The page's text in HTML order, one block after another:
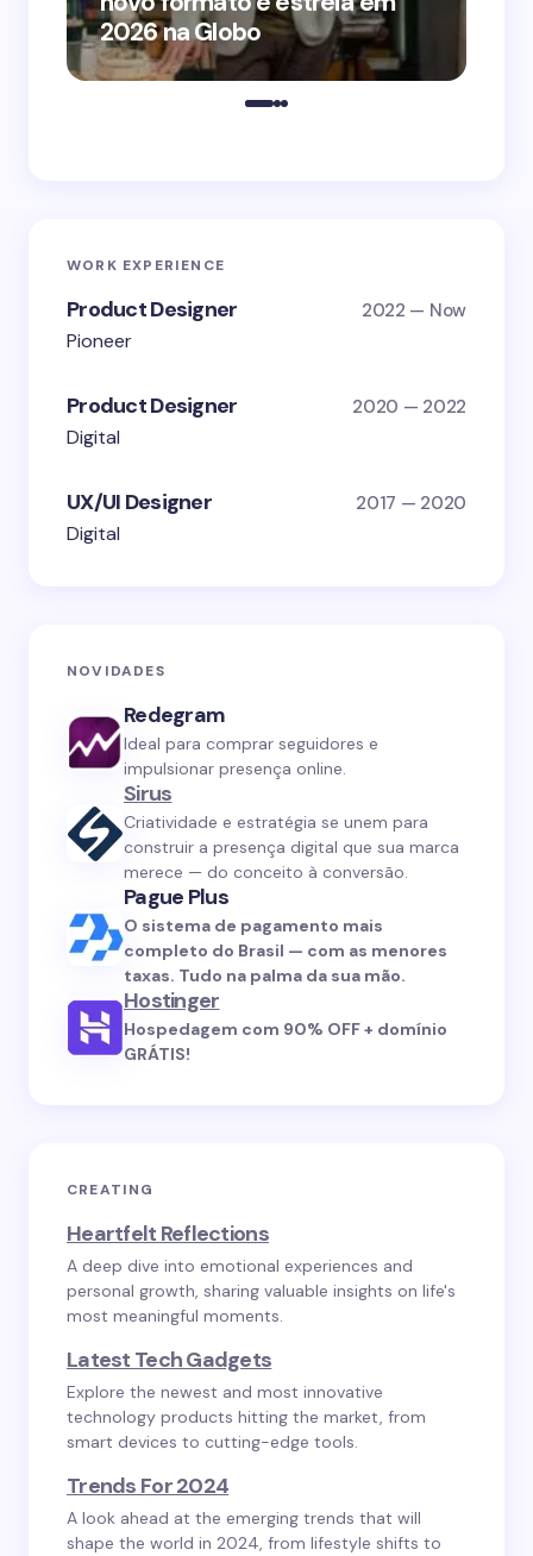
2026 na Globo
WORK EXPERIENCE
Product Designer 2022 — Now
Pioneer
Product Designer 2020 — 2022
Digital
UX/UI Designer 2017 — 2020
Digital
NOVIDADES
Redegram
Ideal para comprar seguidores e
impulsionar presença online.
Sirus
Criatividade e estratégia se unem para
construir a presença digital que sua marca
merece — do conceito à conversão.
Pague Plus
O sistema de pagamento mais
completo do Brasil — com as menores
taxas. Tudo na palma da sua mão.
Hostinger
Hospedagem com 90% OFF + domínio
GRÁTIS!
CREATING
Heartfelt Reflections
A deep dive into emotional experiences and
personal growth, sharing valuable insights on life's
most meaningful moments.
Latest Tech Gadgets
Explore the newest and most innovative
technology products hitting the market, from
smart devices to cutting-edge tools.
Trends For 2024
A look ahead at the emerging trends that will
shape the world in 2024, from lifestyle shifts to